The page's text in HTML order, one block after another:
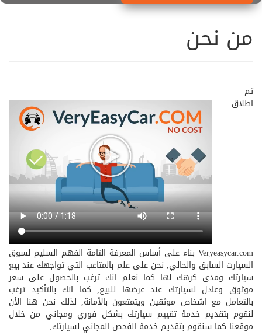
من نحن
تم
اطلاق
Veryeasycar.com بناء على أساس المعرفة التامة الفهم السليم لسوق
السيارت السابق والحالي, نحن على علم بالمتاعب التي تواجهك عند بيع
سيارتك ومدى كرهك لها كما نعلم انك ترغب بالحصول على سعر
موثوق وعادل لسيارتك عند عرضها للبيع, كما انك بالتأكيد ترغب
بالتعامل مع اشخاص موثقين ويتمتعون بالأمانة, لذلك نحن هنا الأن
لنقوم بتقديم خدمة تقييم سيارتك بشكل فوري ومجاني من خلال
موقعنا كما سنقوم بتقديم خدمة الفحص المجاني لسيارتك,